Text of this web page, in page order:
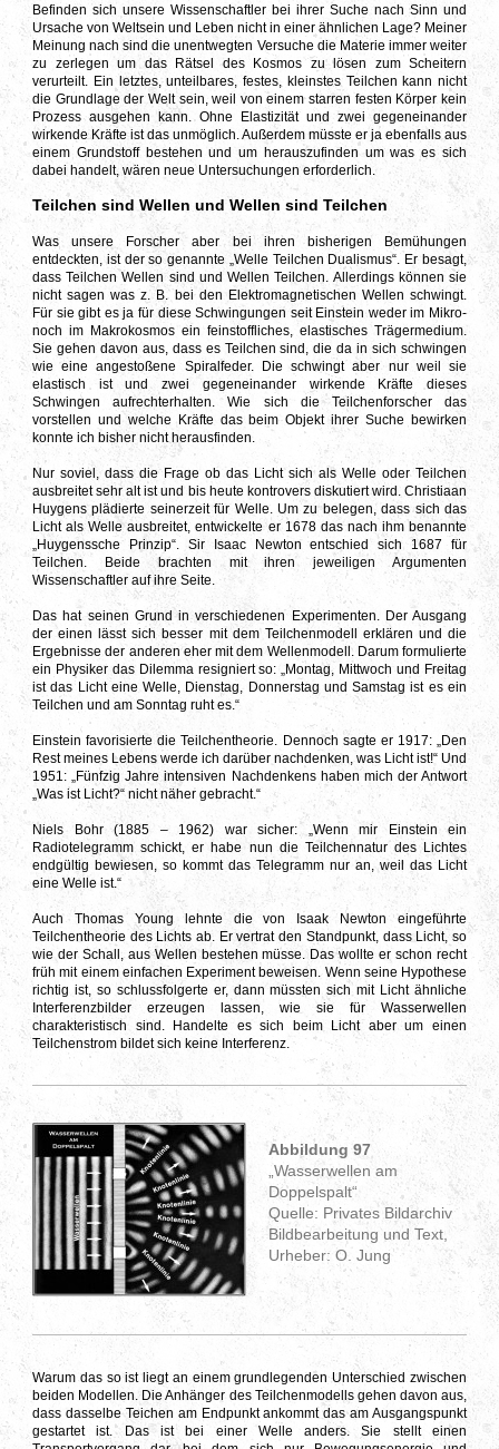
Befinden sich unsere Wissenschaftler bei ihrer Suche nach Sinn und
Ursache von Weltsein und Leben nicht in einer ähnlichen Lage? Meiner
Meinung nach sind die unentwegten Versuche die Materie immer weiter
zu zerlegen um das Rätsel des Kosmos zu lösen zum Scheitern
verurteilt. Ein letztes, unteilbares, festes, kleinstes Teilchen kann nicht
die Grundlage der Welt sein, weil von einem starren festen Körper kein
Prozess ausgehen kann. Ohne Elastizität und zwei gegeneinander
wirkende Kräfte ist das unmöglich. Außerdem müsste er ja ebenfalls aus
einem Grundstoff bestehen und um herauszufinden um was es sich
dabei handelt, wären neue Untersuchungen erforderlich.
Teilchen sind Wellen und Wellen sind Teilchen
Was unsere Forscher aber bei ihren bisherigen Bemühungen
entdeckten, ist der so genannte „Welle Teilchen Dualismus“. Er besagt,
dass Teilchen Wellen sind und Wellen Teilchen. Allerdings können sie
nicht sagen was z. B. bei den Elektromagnetischen Wellen schwingt.
Für sie gibt es ja für diese Schwingungen seit Einstein weder im Mikro-
noch im Makrokosmos ein feinstoffliches, elastisches Trägermedium.
Sie gehen davon aus, dass es Teilchen sind, die da in sich schwingen
wie eine angestoßene Spiralfeder. Die schwingt aber nur weil sie
elastisch ist und zwei gegeneinander wirkende Kräfte dieses
Schwingen aufrechterhalten. Wie sich die Teilchenforscher das
vorstellen und welche Kräfte das beim Objekt ihrer Suche bewirken
konnte ich bisher nicht herausfinden.
Nur soviel, dass die Frage ob das Licht sich als Welle oder Teilchen
ausbreitet sehr alt ist und bis heute kontrovers diskutiert wird. Christiaan
Huygens plädierte seinerzeit für Welle. Um zu belegen, dass sich das
Licht als Welle ausbreitet, entwickelte er 1678 das nach ihm benannte
„Huygenssche Prinzip“. Sir Isaac Newton entschied sich 1687 für
Teilchen. Beide brachten mit ihren jeweiligen Argumenten
Wissenschaftler auf ihre Seite.
Das hat seinen Grund in verschiedenen Experimenten. Der Ausgang
der einen lässt sich besser mit dem Teilchenmodell erklären und die
Ergebnisse der anderen eher mit dem Wellenmodell. Darum formulierte
ein Physiker das Dilemma resigniert so: „ Montag, Mittwoch und Freitag
ist das Licht eine Welle, Dienstag, Donnerstag und Samstag ist es ein
Teilchen und am Sonntag ruht es.“
Einstein favorisierte die Teilchentheorie. Dennoch sagte er 1917: „Den
Rest meines Lebens werde ich darüber nachdenken, was Licht ist!“ Und
1951: „Fünfzig Jahre intensiven Nachdenkens haben mich der Antwort
„Was ist Licht?“ nicht näher gebracht.“
Niels Bohr (1885 – 1962) war sicher: „Wenn mir Einstein ein
Radiotelegramm schickt, er habe nun die Teilchennatur des Lichtes
endgültig bewiesen, so kommt das Telegramm nur an, weil das Licht
eine Welle ist.“
Auch Thomas Young lehnte die von Isaak Newton eingeführte
Teilchentheorie des Lichts ab. Er vertrat den Standpunkt, dass Licht, so
wie der Schall, aus Wellen bestehen müsse. Das wollte er schon recht
früh mit einem einfachen Experiment beweisen. Wenn seine Hypothese
richtig ist, so schlussfolgerte er, dann müssten sich mit Licht ähnliche
Interferenzbilder erzeugen lassen, wie sie für Wasserwellen
charakteristisch sind. Handelte es sich beim Licht aber um einen
Teilchenstrom bildet sich keine Interferenz.
Abbildung 97
„Wasserwellen am
Doppelspalt“
Quelle: Privates Bildarchiv
Bildbearbeitung und Text,
Urheber: O. Jung
Warum das so ist liegt an einem grundlegenden Unterschied zwischen
beiden Modellen. Die Anhänger des Teilchenmodells gehen davon aus,
dass dasselbe Teichen am Endpunkt ankommt das am Ausgangspunkt
gestartet ist. Das ist bei einer Welle anders. Sie stellt einen